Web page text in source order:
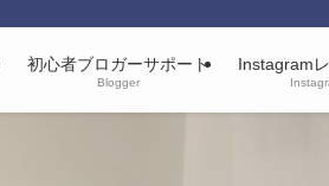
初心者ブロガーサポート
Blogger
Instagram